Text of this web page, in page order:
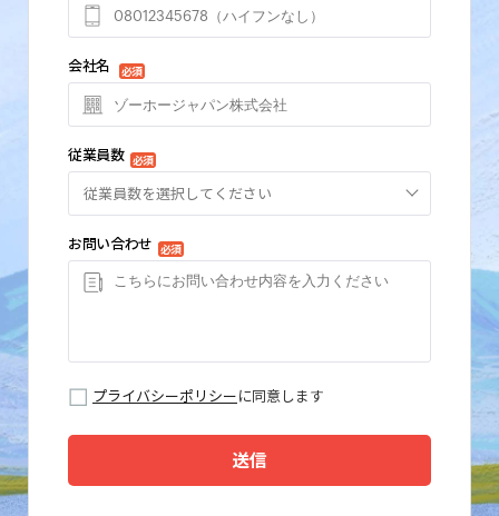
会社名 必須
従業員数 必須
従業員数を選択してください
お問い合わせ 必須
プライバシーポリシーに同意します
送信